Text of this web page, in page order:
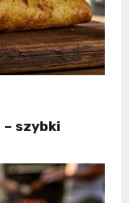
szybki